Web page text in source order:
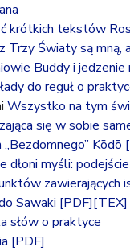
krótkich tekstów
Trzy Światy są mną,
Buddy i jedzenie
do reguł o
Wszystko na tym
się w sobie
„Bezdomnego” Kōdō
dłoni myśli:
zawierających
Sawaki [PDF][TEX]
słów o praktyce
[PDF]